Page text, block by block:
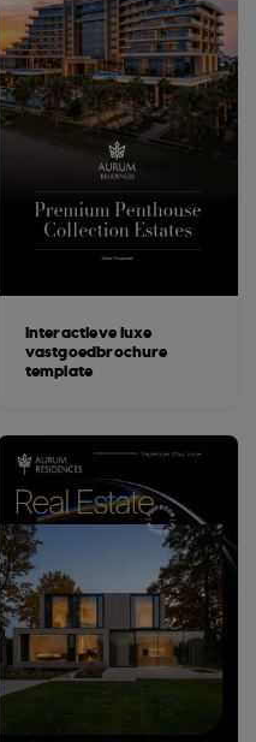
Interactieve luxe
vastgoedbrochure
template